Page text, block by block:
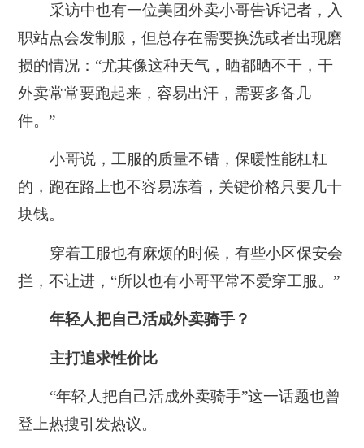
采访中也有一位美团外卖小哥告诉记者，入
职站点会发制服，但总存在需要换洗或者出现磨
损的情况：“尤其像这种天气，晒都晒不干，干
外卖常常要跑起来，容易出汗，需要多备几
件。”
小哥说，工服的质量不错，保暖性能杠杠
的，跑在路上也不容易冻着，关键价格只要几十
块钱。
穿着工服也有麻烦的时候，有些小区保安会
拦，不让进，“所以也有小哥平常不爱穿工服。”
年轻人把自己活成外卖骑手？
主打追求性价比
“年轻人把自己活成外卖骑手”这一话题也曾
登上热搜引发热议。